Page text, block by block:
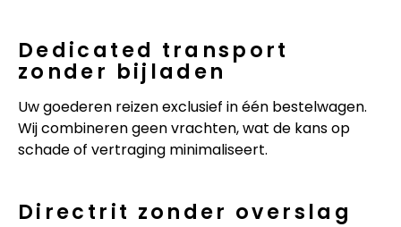
Dedicated transport
zonder bijladen
Uw goederen reizen exclusief in één bestelwagen.
Wij combineren geen vrachten, wat de kans op
schade of vertraging minimaliseert.
Directrit zonder overslag